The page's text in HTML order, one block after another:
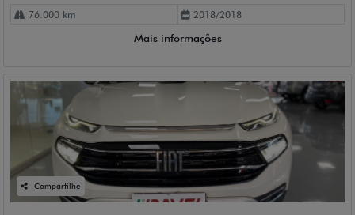
76.000 km 2018/2018
Mais informações
Compartilhe